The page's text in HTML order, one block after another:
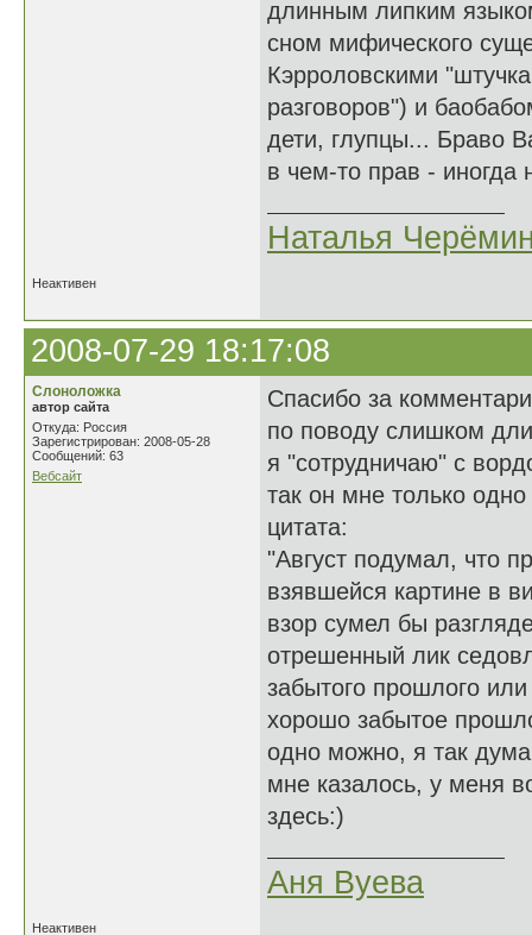
длинным липким
сном мифического
Кэрроловскими
разговоров") и
дети, глупцы... Браво
в чем-то прав - иногда
Наталья
Неактивен
2008-07-29 18:17:08
Слоноложка
автор сайта
Откуда: Россия
Зарегистрирован: 2008-05-28
Сообщений: 63
Вебсайт
Спасибо за
по поводу слишком
я "сотрудничаю" с
так он мне только
цитата:
"Август подумал, что
взявшейся картине в
взор сумел бы
отрешенный лик
забытого прошлого
хорошо забытое
одно можно, я так
мне казалось, у меня
здесь:)
Аня Вуева
Неактивен